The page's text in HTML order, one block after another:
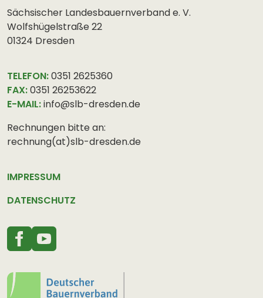
Sächsischer Landesbauernverband e. V.
Wolfshügelstraße 22
01324 Dresden
TELEFON:0351 2625360
FAX:0351 26253622
E-MAIL:info@slb-dresden.de
Rechnungen bitte an:
rechnung(at)slb-dresden.de
IMPRESSUM
DATENSCHUTZ